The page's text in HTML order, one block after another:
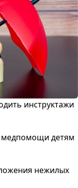
инструктажи
медпомощи детям
нежилых